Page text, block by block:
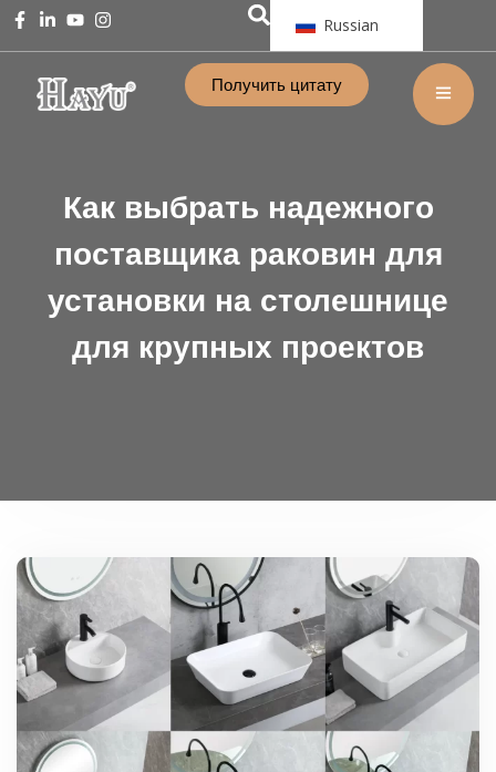
Russian
Получить цитату
Как выбрать надежного
поставщика раковин для
установки на столешнице
для крупных проектов